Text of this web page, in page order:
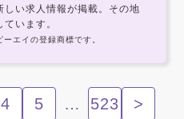
い求人情報が掲載。その地
います。
エイの登録商標です。
4 5 … 523 >